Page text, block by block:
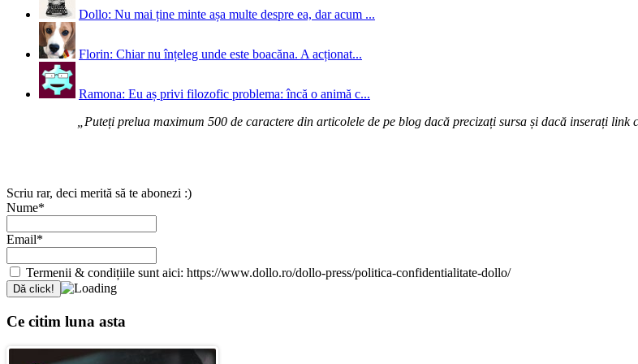
Dollo: Nu mai ține minte așa multe despre ea, dar acum ...
Florin: Chiar nu înțeleg unde este boacăna. A acționat...
Ramona: Eu aș privi filozofic problema: încă o animă c...
„Puteți prelua maximum 500 de caractere din articolele de pe blog dacă precizați sursa și dacă inserați
Scriu rar, deci merită să te abonezi :)
Nume*
Email*
Termenii & condițiile sunt aici: https://www.dollo.ro/dollo-press/politica-confidentialitate-dollo/
Ce citim luna asta